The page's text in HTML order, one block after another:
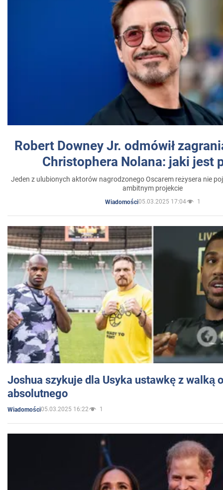
Robert Downey Jr. odmówił
Christophera Nolana: jaki jest
Jeden z ulubionych aktorów nagrodzonego Oscarem reżysera nie
ambitnym projekcie
Wiadomości05.03.2025 17:04 1
Joshua szykuje dla Usyka ustawkę z walką
absolutnego
Wiadomości05.03.2025 16:22 1